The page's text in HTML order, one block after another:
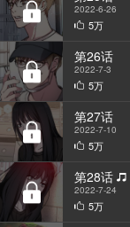
2022-6-26
5万
第26话
2022-7-3
5万
第27话
2022-7-10
5万
第28话
2022-7-24
5万